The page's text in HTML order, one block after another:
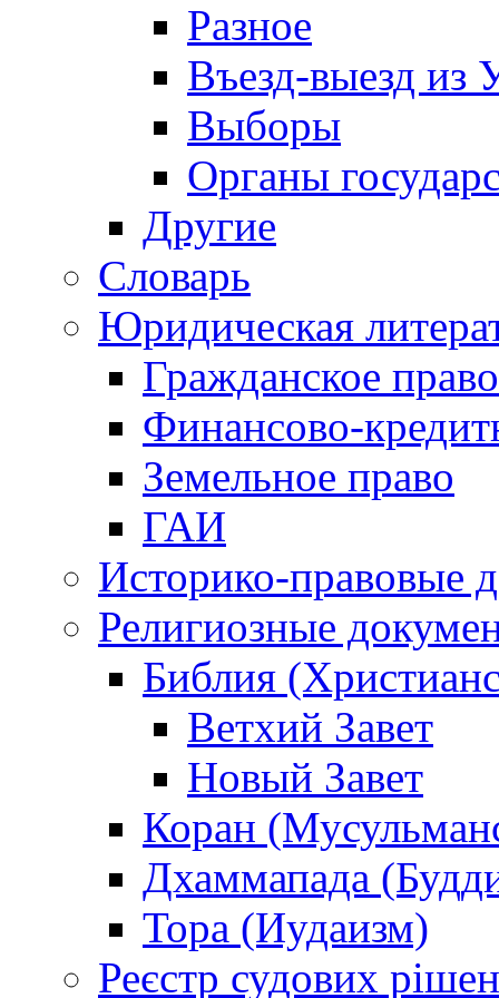
Разное
Въезд-выезд из
Выборы
Органы
Другие
Словарь
Юридическая
Гражданское право
Финансово-
Земельное право
ГАИ
Историко-правовые
Религиозные
Библия
Ветхий Завет
Новый Завет
Коран
Дхаммапада
Тора (Иудаизм)
Реєстр судових